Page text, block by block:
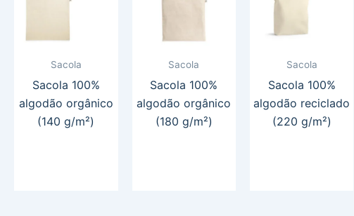
Sacola
Sacola 100%
algodão orgânico
(140 g/m²)
Sacola
Sacola 100%
algodão orgânico
(180 g/m²)
Sacola
Sacola 100%
algodão reciclado
(220 g/m²)